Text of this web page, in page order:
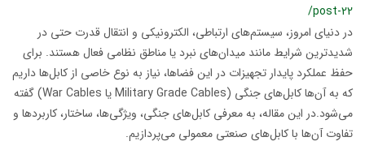
/post-22
در دنیای امروز، سیستم‌های ارتباطی، الکترونیکی و انتقال قدرت حتی در
شدیدترین شرایط مانند میدان‌های نبرد یا مناطق نظامی فعال هستند. برای
حفظ عملکرد پایدار تجهیزات در این فضاها، نیاز به نوع خاصی از کابل‌ها داریم
که به آن‌ها کابل‌های جنگی (Military Grade Cables یا War Cables) گفته
می‌شود.در این مقاله، به معرفی کابل‌های جنگی، ویژگی‌ها، ساختار، کاربردها و
تفاوت آن‌ها با کابل‌های صنعتی معمولی می‌پردازیم.